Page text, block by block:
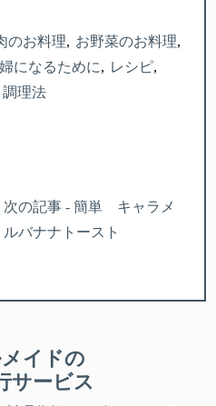
のお料理
お野菜のお料理
になるために
レシピ
調理法
次の記事 - 簡単 キャラメ
ルバナナトースト
イドの
サービス